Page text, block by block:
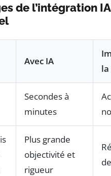
de l’intégration
Avec IA
Secondes à
minutes
Plus grande
objectivité et
rigueur